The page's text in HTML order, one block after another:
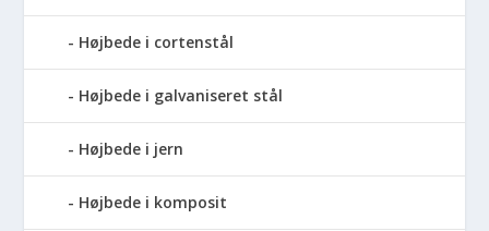
Højbede i cortenstål
Højbede i galvaniseret stål
Højbede i jern
Højbede i komposit